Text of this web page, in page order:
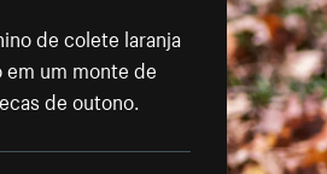
de colete laranja
em um monte de
de outono.